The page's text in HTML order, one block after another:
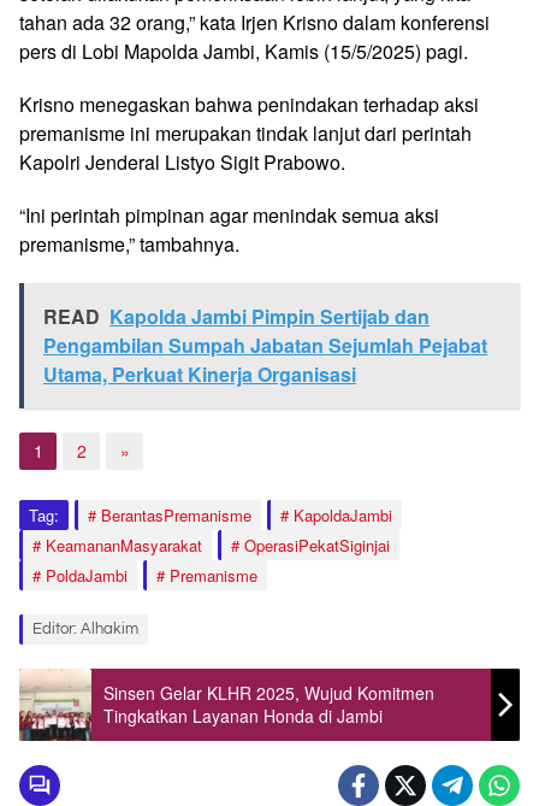
tahan ada 32 orang,” kata Irjen Krisno dalam konferensi
pers di Lobi Mapolda Jambi, Kamis (15/5/2025) pagi.
Krisno menegaskan bahwa penindakan terhadap aksi
premanisme ini merupakan tindak lanjut dari perintah
Kapolri Jenderal Listyo Sigit Prabowo.
“Ini perintah pimpinan agar menindak semua aksi
premanisme,” tambahnya.
READ Kapolda Jambi Pimpin Sertijab dan
Pengambilan Sumpah Jabatan Sejumlah Pejabat
Utama, Perkuat Kinerja Organisasi
1 2 »
Tag: BerantasPremanisme
KapoldaJambi
KeamananMasyarakat
OperasiPekatSiginjai
PoldaJambi
Premanisme
Editor: Alhakim
Sinsen Gelar KLHR 2025, Wujud Komitmen
Tingkatkan Layanan Honda di Jambi